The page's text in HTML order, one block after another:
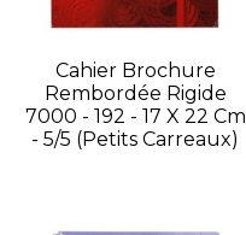
Cahier Brochure
Rembordée Rigide
7000 - 192 - 17 X 22 Cm
- 5/5 (petits Carreaux)